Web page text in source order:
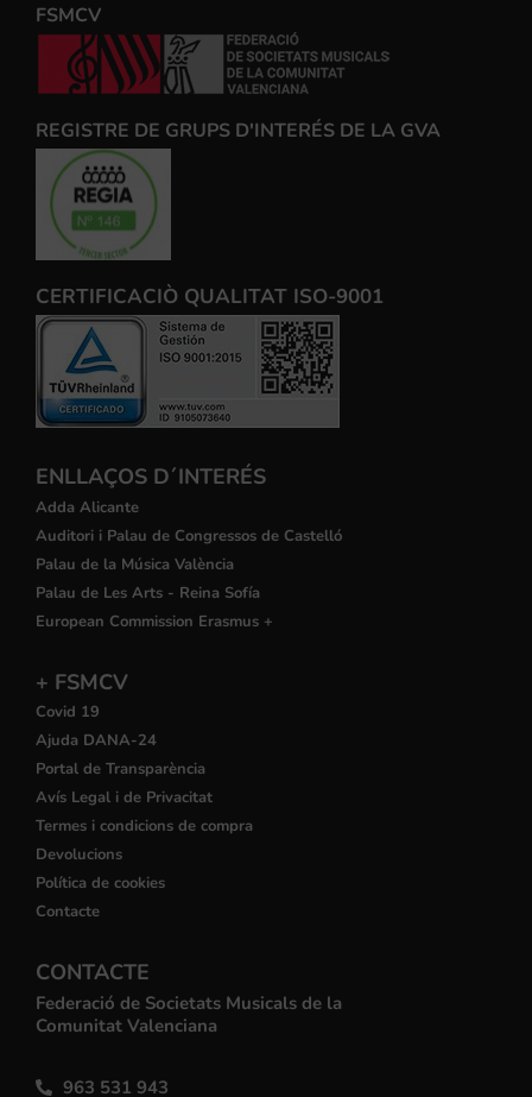
FSMCV
REGISTRE DE GRUPS D'INTERÉS DE LA GVA
CERTIFICACIÒ QUALITAT ISO-9001
ENLLAÇOS D´INTERÉS
Adda Alicante
Auditori i Palau de Congressos de Castelló
Palau de la Música València
Palau de Les Arts - Reina Sofía
European Commission Erasmus +
+ FSMCV
Covid 19
Ajuda DANA-24
Portal de Transparència
Avís Legal i de Privacitat
Termes i condicions de compra
Devolucions
Política de cookies
Contacte
CONTACTE
Federació de Societats Musicals de la
Comunitat Valenciana
963 531 943